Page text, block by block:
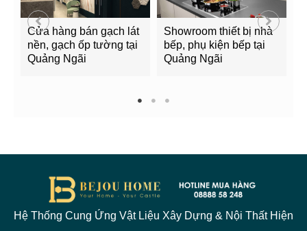
Cửa hàng bán gạch lát
nền, gạch ốp tường tại
Quảng Ngãi
Showroom thiết bị nhà
bếp, phụ kiện bếp tại
Quảng Ngãi
1 2 3
Hệ Thống Cung Ứng Vật Liệu Xây Dựng & Nội Thất Hiện